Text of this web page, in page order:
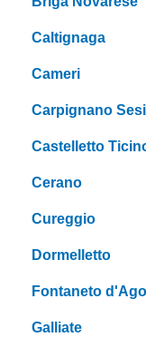
Caltignaga
Cameri
Carpignano
Castelletto
Cerano
Cureggio
Dormelletto
Fontaneto
Galliate